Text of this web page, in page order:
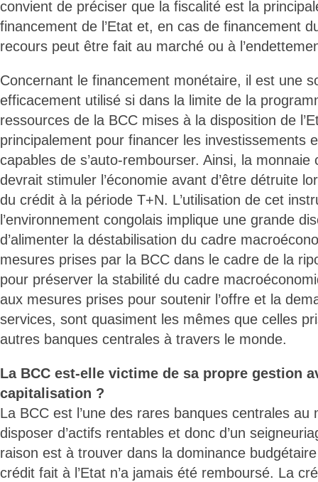
convient de préciser que la fiscalité est la
financement de l’Etat et, en cas de financement
recours peut être fait au marché ou à
Concernant le financement monétaire, il est une
efficacement utilisé si dans la limite de la
ressources de la BCC mises à la disposition de
principalement pour financer les investissements
capables de s’auto-rembourser. Ainsi, la monnaie
devrait stimuler l’économie avant d’être détruite
du crédit à la période T+N. L’utilisation de cet
l’environnement congolais implique une grande
d’alimenter la déstabilisation du cadre
mesures prises par la BCC dans le cadre de la
pour préserver la stabilité du cadre
aux mesures prises pour soutenir l’offre et la
services, sont quasiment les mêmes que celles
autres banques centrales à travers le monde.
La BCC est-elle victime de sa propre gestion
capitalisation ?
La BCC est l’une des rares banques centrales au
disposer d’actifs rentables et donc d’un
raison est à trouver dans la dominance
crédit fait à l’Etat n’a jamais été remboursé. La